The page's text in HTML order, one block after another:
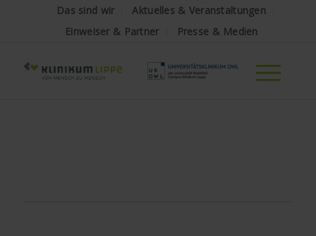
Das sind wir
Aktuelles & Veranstaltungen
Einweiser & Partner
Presse & Medien